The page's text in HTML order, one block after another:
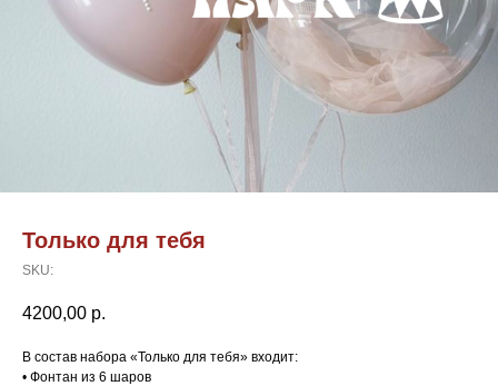
Только для тебя
SKU:
4200,00 р.
В состав набора «Только для тебя» входит:
• Фонтан из 6 шаров